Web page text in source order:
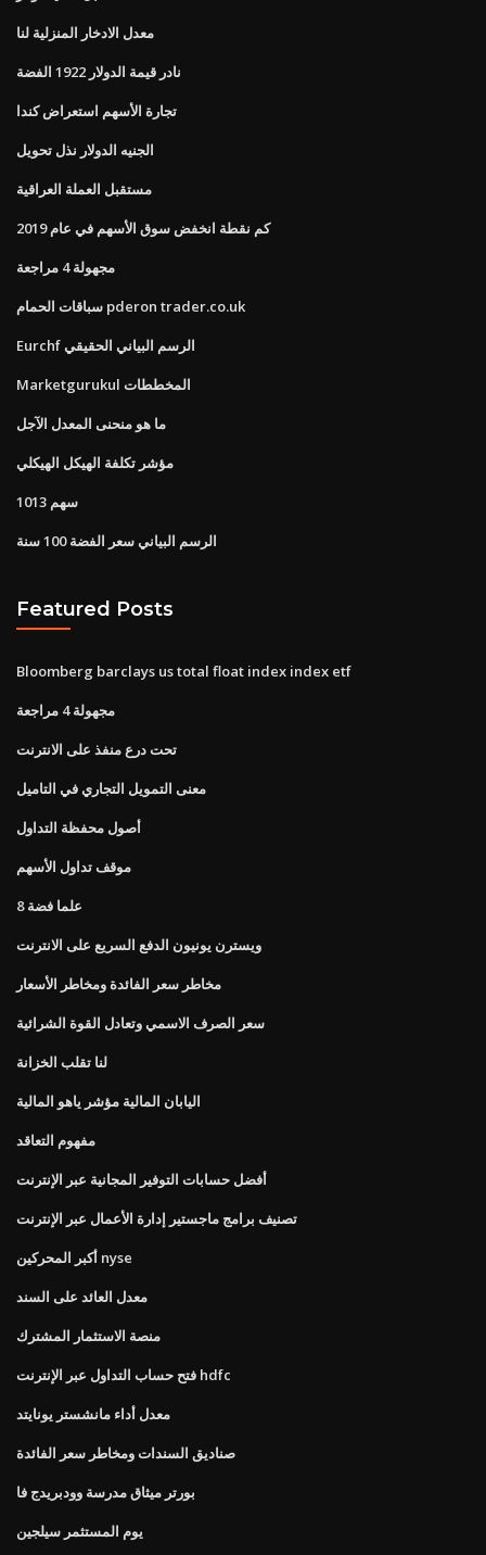
معدل الادخار المنزلية لنا
نادر قيمة الدولار 1922 الفضة
تجارة الأسهم استعراض كندا
الجنيه الدولار نذل تحويل
مستقبل العملة العراقية
كم نقطة انخفض سوق الأسهم في عام 2019
مجهولة 4 مراجعة
سباقات الحمام pderon trader.co.uk
Eurchf الرسم البياني الحقيقي
Marketgurukul المخططات
ما هو منحنى المعدل الآجل
مؤشر تكلفة الهيكل الهيكلي
سهم 1013
الرسم البياني سعر الفضة 100 سنة
Featured Posts
Bloomberg barclays us total float index index etf
مجهولة 4 مراجعة
تحت درع منفذ على الانترنت
معنى التمويل التجاري في التاميل
أصول محفظة التداول
موقف تداول الأسهم
علما فضة 8
ويسترن يونيون الدفع السريع على الانترنت
مخاطر سعر الفائدة ومخاطر الأسعار
سعر الصرف الاسمي وتعادل القوة الشرائية
لنا تقلب الخزانة
اليابان المالية مؤشر ياهو المالية
مفهوم التعاقد
أفضل حسابات التوفير المجانية عبر الإنترنت
تصنيف برامج ماجستير إدارة الأعمال عبر الإنترنت
أكبر المحركين nyse
معدل العائد على السند
منصة الاستثمار المشترك
فتح حساب التداول عبر الإنترنت hdfc
معدل أداء مانشستر يونايتد
صناديق السندات ومخاطر سعر الفائدة
بورتر ميثاق مدرسة وودبريدج فا
يوم المستثمر سيلجين